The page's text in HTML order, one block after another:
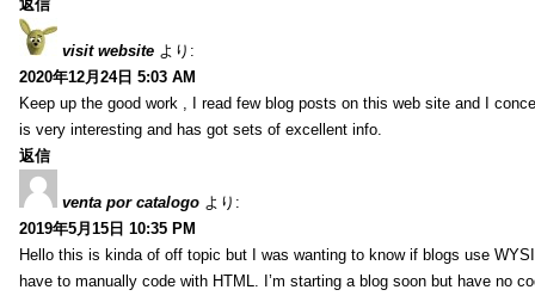
返信
visit website より:
2020年12月24日 5:03 AM
Keep up the good work , I read few blog posts on this web site and I
is very interesting and has got sets of excellent info.
返信
venta por catalogo より:
2019年5月15日 10:35 PM
Hello this is kinda of off topic but I was wanting to know if blogs use
have to manually code with HTML. I’m starting a blog soon but have no